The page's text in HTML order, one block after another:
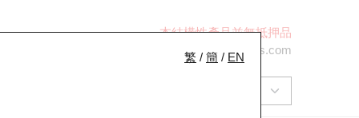
本結構性產品並無抵押品
ol-hkwarrants@ubs.com
繁 / 簡 / EN